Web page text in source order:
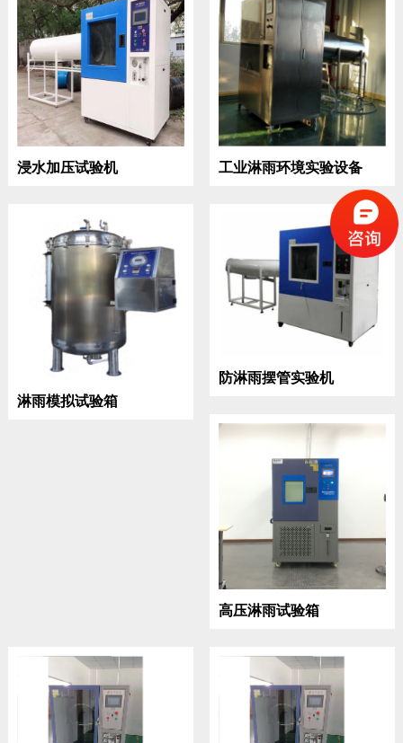
浸水加压试验机 工业淋雨环境实验设备
淋雨模拟试验箱
防淋雨摆管实验机
高压淋雨试验箱